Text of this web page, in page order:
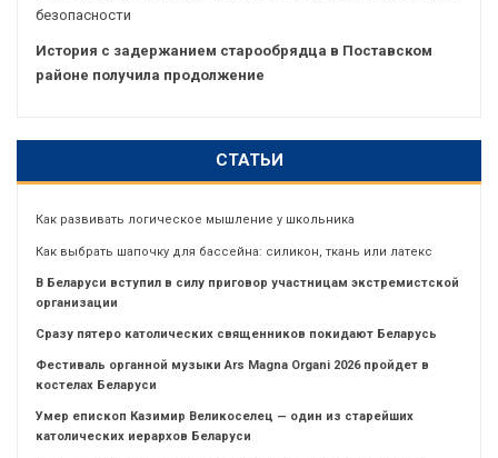
безопасности
История с задержанием старообрядца в Поставском
районе получила продолжение
СТАТЬИ
Как развивать логическое мышление у школьника
Как выбрать шапочку для бассейна: силикон, ткань или латекс
В Беларуси вступил в силу приговор участницам экстремистской
организации
Сразу пятеро католических священников покидают Беларусь
Фестиваль органной музыки Ars Magna Organi 2026 пройдет в
костелах Беларуси
Умер епископ Казимир Великоселец — один из старейших
католических иерархов Беларуси